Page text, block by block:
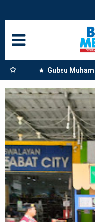
Gubsu
Beasiswa
NASIONAL
SUMUT
MEDAN
LANGKAT
ACEH
BISNIS
EDUKASI
ADVETORIAL